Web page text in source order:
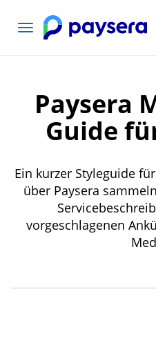
Toggle
navigation
Paysera
Guide
Ein kurzer Styleguide
über Paysera
vorgeschlagenen